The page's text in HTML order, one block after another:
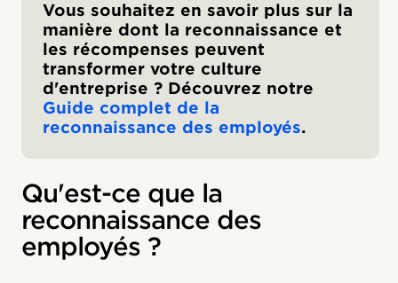
Vous souhaitez en savoir plus sur la
manière dont la reconnaissance et
les récompenses peuvent
transformer votre culture
d'entreprise ? Découvrez notre
Guide complet de la
reconnaissance des employés.
Qu'est-ce que la
reconnaissance des
employés ?